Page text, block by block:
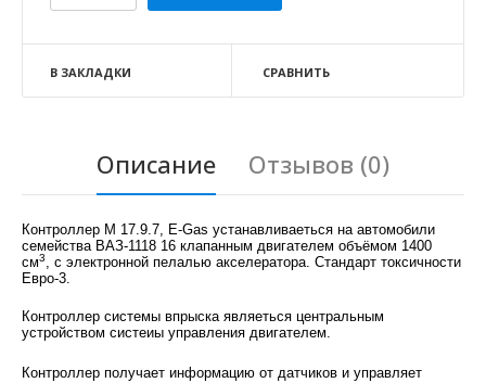
В ЗАКЛАДКИ СРАВНИТЬ
Описание Отзывов (0)
Контроллер М 17.9.7, E-Gas устанавливаеться на автомобили
семейства ВАЗ-1118 16 клапанным двигателем объёмом 1400
см3, с электронной пелалью акселератора. Стандарт токсичности
Евро-3.
Контроллер системы впрыска являеться центральным
устройством систеиы управления двигателем.
Контроллер получает информацию от датчиков и управляет